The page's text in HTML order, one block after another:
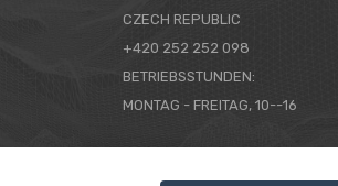
CZECH REPUBLIC
+420 252 252 098
BETRIEBSSTUNDEN:
MONTAG - FREITAG, 10--16